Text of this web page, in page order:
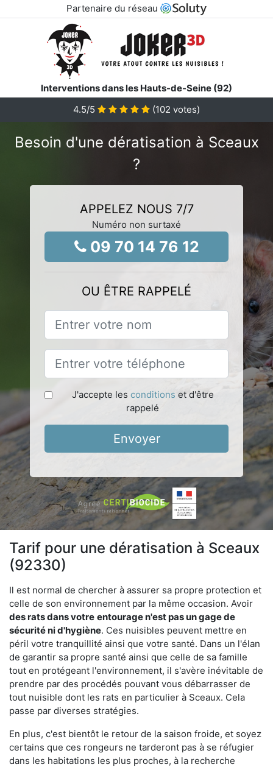
Partenaire du réseau
Interventions dans les Hauts-de-Seine (92)
4.5/5 (102 votes)
Besoin d'une dératisation à Sceaux
?
APPELEZ NOUS 7/7
Numéro non surtaxé
09 70 14 76 12
OU ÊTRE RAPPELÉ
J'accepte les conditions et d'être
rappelé
Envoyer
Tarif pour une dératisation à Sceaux
(92330)
Il est normal de chercher à assurer sa propre protection et
celle de son environnement par la même occasion. Avoir
des rats dans votre entourage n'est pas un gage de
sécurité ni d'hygiène. Ces nuisibles peuvent mettre en
péril votre tranquillité ainsi que votre santé. Dans un l'élan
de garantir sa propre santé ainsi que celle de sa famille
tout en protégeant l'environnement, il s'avère inévitable de
prendre par des procédés pouvant vous débarrasser de
tout nuisible dont les rats en particulier à Sceaux. Cela
passe par diverses stratégies.
En plus, c'est bientôt le retour de la saison froide, et soyez
certains que ces rongeurs ne tarderont pas à se réfugier
dans les habitations les plus proches, à la recherche